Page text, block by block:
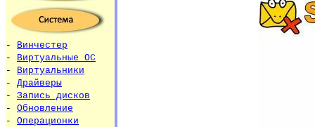
- Винчестер
- Виртуальные ОС
- Виртуальники
- Драйверы
- Запись дисков
- Обновление
- Операционки